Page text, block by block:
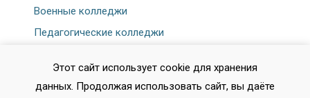
Военные колледжи
Педагогические колледжи
Этот сайт использует cookie для хранения
данных. Продолжая использовать сайт, вы даёте